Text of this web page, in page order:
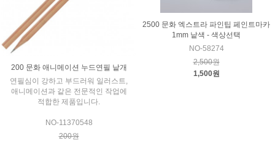
200 문화 애니메이션 누드연필 낱개
연필심이 강하고 부드러워 일러스트,
애니메이션과 같은 전문적인 작업에
적합한 제품입니다.
NO-11370548
200원
2500 문화 엑스트라 파인팁 페인트마카
1mm 낱색 - 색상선택
NO-58274
2,500원
1,500원